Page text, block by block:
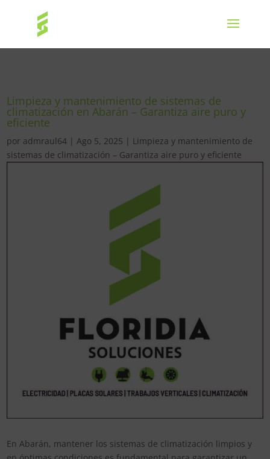
Limpieza y mantenimiento de sistemas de
climatización en Abarán – Garantiza aire puro y
eficiente
por admraul64 |Ago 5, 2025 | Limpieza y mantenimiento de
sistemas de climatización – Garantiza aire puro y eficiente
En Abarán, mantener los sistemas de climatización limpios y